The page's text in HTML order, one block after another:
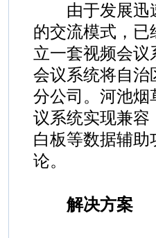
由于发展迅速
的交流模式，
立一套视频会
会议系统将自治
分公司。河池烟
议系统实现兼容
白板等数据辅
论。
解决方案